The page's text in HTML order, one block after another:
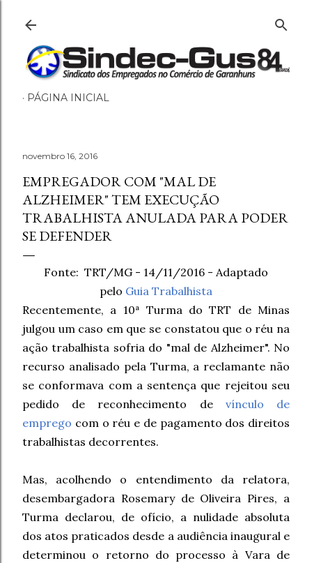
PÁGINA INICIAL
novembro 16, 2016
EMPREGADOR COM "MAL DE
ALZHEIMER" TEM EXECUÇÃO
TRABALHISTA ANULADA PARA PODER
SE DEFENDER
Fonte: TRT/MG - 14/11/2016 - Adaptado
pelo Guia Trabalhista
Recentemente, a 10ª Turma do TRT de Minas
julgou um caso em que se constatou que o réu na
ação trabalhista sofria do "mal de Alzheimer". No
recurso analisado pela Turma, a reclamante não
se conformava com a sentença que rejeitou seu
pedido de reconhecimento de vínculo de
emprego com o réu e de pagamento dos direitos
trabalhistas decorrentes.
Mas, acolhendo o entendimento da relatora,
desembargadora Rosemary de Oliveira Pires, a
Turma declarou, de ofício, a nulidade absoluta
dos atos praticados desde a audiência inaugural e
determinou o retorno do processo à Vara de